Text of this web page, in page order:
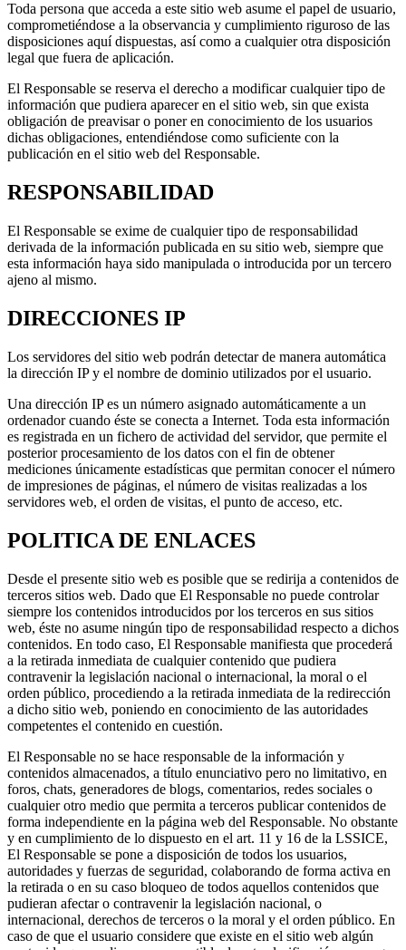
Toda persona que acceda a este sitio web asume el papel de usuario,
comprometiéndose a la observancia y cumplimiento riguroso de las
disposiciones aquí dispuestas, así como a cualquier otra disposición
legal que fuera de aplicación.
El Responsable se reserva el derecho a modificar cualquier tipo de
información que pudiera aparecer en el sitio web, sin que exista
obligación de preavisar o poner en conocimiento de los usuarios
dichas obligaciones, entendiéndose como suficiente con la
publicación en el sitio web del Responsable.
RESPONSABILIDAD
El Responsable se exime de cualquier tipo de responsabilidad
derivada de la información publicada en su sitio web, siempre que
esta información haya sido manipulada o introducida por un tercero
ajeno al mismo.
DIRECCIONES IP
Los servidores del sitio web podrán detectar de manera automática
la dirección IP y el nombre de dominio utilizados por el usuario.
Una dirección IP es un número asignado automáticamente a un
ordenador cuando éste se conecta a Internet. Toda esta información
es registrada en un fichero de actividad del servidor, que permite el
posterior procesamiento de los datos con el fin de obtener
mediciones únicamente estadísticas que permitan conocer el número
de impresiones de páginas, el número de visitas realizadas a los
servidores web, el orden de visitas, el punto de acceso, etc.
POLITICA DE ENLACES
Desde el presente sitio web es posible que se redirija a contenidos de
terceros sitios web. Dado que El Responsable no puede controlar
siempre los contenidos introducidos por los terceros en sus sitios
web, éste no asume ningún tipo de responsabilidad respecto a dichos
contenidos. En todo caso, El Responsable manifiesta que procederá
a la retirada inmediata de cualquier contenido que pudiera
contravenir la legislación nacional o internacional, la moral o el
orden público, procediendo a la retirada inmediata de la redirección
a dicho sitio web, poniendo en conocimiento de las autoridades
competentes el contenido en cuestión.
El Responsable no se hace responsable de la información y
contenidos almacenados, a título enunciativo pero no limitativo, en
foros, chats, generadores de blogs, comentarios, redes sociales o
cualquier otro medio que permita a terceros publicar contenidos de
forma independiente en la página web del Responsable. No obstante
y en cumplimiento de lo dispuesto en el art. 11 y 16 de la LSSICE,
El Responsable se pone a disposición de todos los usuarios,
autoridades y fuerzas de seguridad, colaborando de forma activa en
la retirada o en su caso bloqueo de todos aquellos contenidos que
pudieran afectar o contravenir la legislación nacional, o
internacional, derechos de terceros o la moral y el orden público. En
caso de que el usuario considere que existe en el sitio web algún